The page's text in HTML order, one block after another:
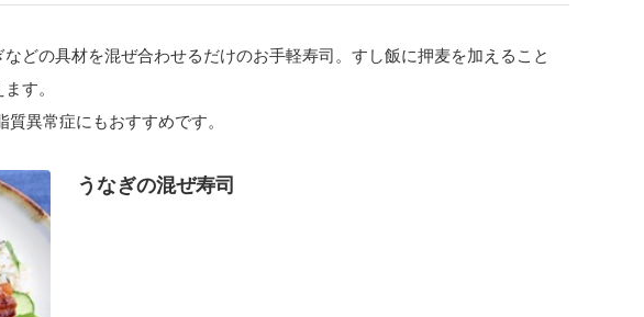
どの具材を混ぜ合わせるだけのお手軽寿司。すし飯に押麦を加えること
す。
異常症にもおすすめです。
うなぎの混ぜ寿司